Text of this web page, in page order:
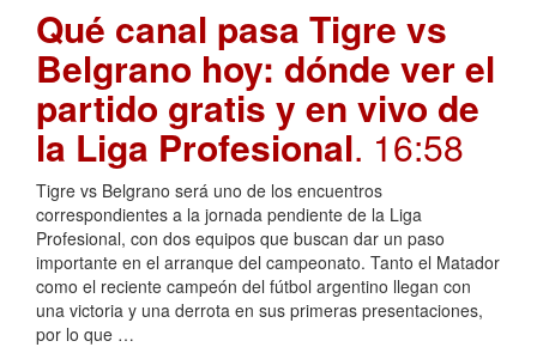
Qué canal pasa Tigre vs
Belgrano hoy: dónde ver el
partido gratis y en vivo de
la Liga Profesional. 16:58
Tigre vs Belgrano será uno de los encuentros
correspondientes a la jornada pendiente de la Liga
Profesional, con dos equipos que buscan dar un paso
importante en el arranque del campeonato. Tanto el Matador
como el reciente campeón del fútbol argentino llegan con
una victoria y una derrota en sus primeras presentaciones,
por lo que …